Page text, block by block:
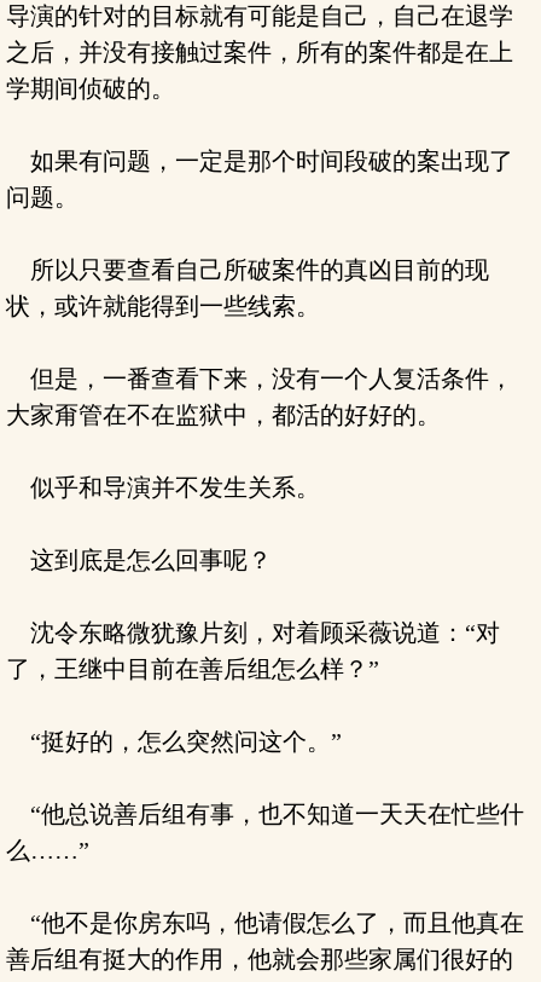
导演的针对的目标就有可能是自己，自己在退学
之后，并没有接触过案件，所有的案件都是在上
学期间侦破的。
如果有问题，一定是那个时间段破的案出现了
问题。
所以只要查看自己所破案件的真凶目前的现
状，或许就能得到一些线索。
但是，一番查看下来，没有一个人复活条件，
大家甭管在不在监狱中，都活的好好的。
似乎和导演并不发生关系。
这到底是怎么回事呢？
沈令东略微犹豫片刻，对着顾采薇说道：“对
了，王继中目前在善后组怎么样？”
“挺好的，怎么突然问这个。”
“他总说善后组有事，也不知道一天天在忙些什
么……”
“他不是你房东吗，他请假怎么了，而且他真在
善后组有挺大的作用，他就会那些家属们很好的